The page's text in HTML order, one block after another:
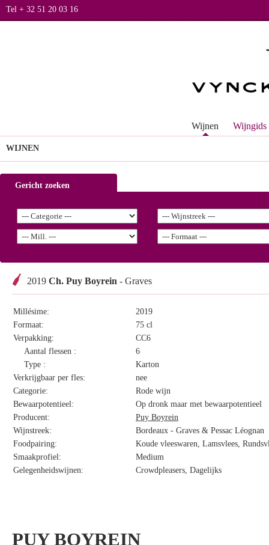
Tel + 32 51 20 03 16
Wijnen Wijngids
WIJNEN
Gericht zoeken
2019 Ch. Puy Boyrein - Graves
Millésime:
2019
Formaat:
75 cl
Verpakking:
CC6
Aantal flessen :
6
Type :
Karton
Verkrijgbaar per fles:
nee
Categorie:
Rode wijn
Bewaarpotentieel:
Op dronk maar met bewaarpotentieel
Producent:
Puy Boyrein
Wijnstreek:
Bordeaux - Graves & Pessac Léognan
Foodpairing:
Koude vleeswaren, Lamsvlees,
Smaakprofiel:
Medium
Gelegenheidswijnen:
Crowdpleasers, Dagelijks
PUY BOYREIN